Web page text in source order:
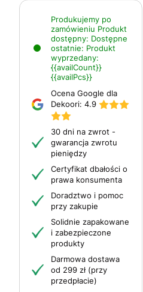
Produkujemy po
zamówieniu Produkt
dostępny: Dostępne
ostatnie: Produkt
wyprzedany:
{{availCount}}
{{availPcs}}
Ocena Google dla
Dekoori: 4.9
30 dni na zwrot -
gwarancja zwrotu
pieniędzy
Certyfikat dbałości o
prawa konsumenta
Doradztwo i pomoc
przy zakupie
Solidnie zapakowane
i zabezpieczone
produkty
Darmowa dostawa
od 299 zł (przy
przedpłacie)